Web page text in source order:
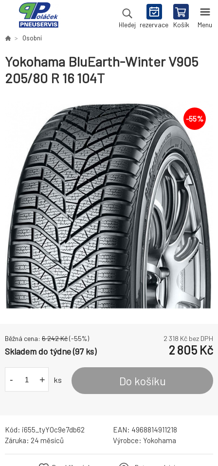
Hledej rezervace Košík Menu
Osobní
Yokohama BluEarth-Winter V905
205/80 R 16 104T
-55%
Běžná cena: 6 242Kč(-55%) 2 318 Kč bez DPH
Skladem do týdne (97 ks) 2 805 Kč
- + ks Do košíku
Kód: i655_tyYOc9e7db62 EAN: 4968814911218
Záruka: 24 měsíců Výrobce: Yokohama